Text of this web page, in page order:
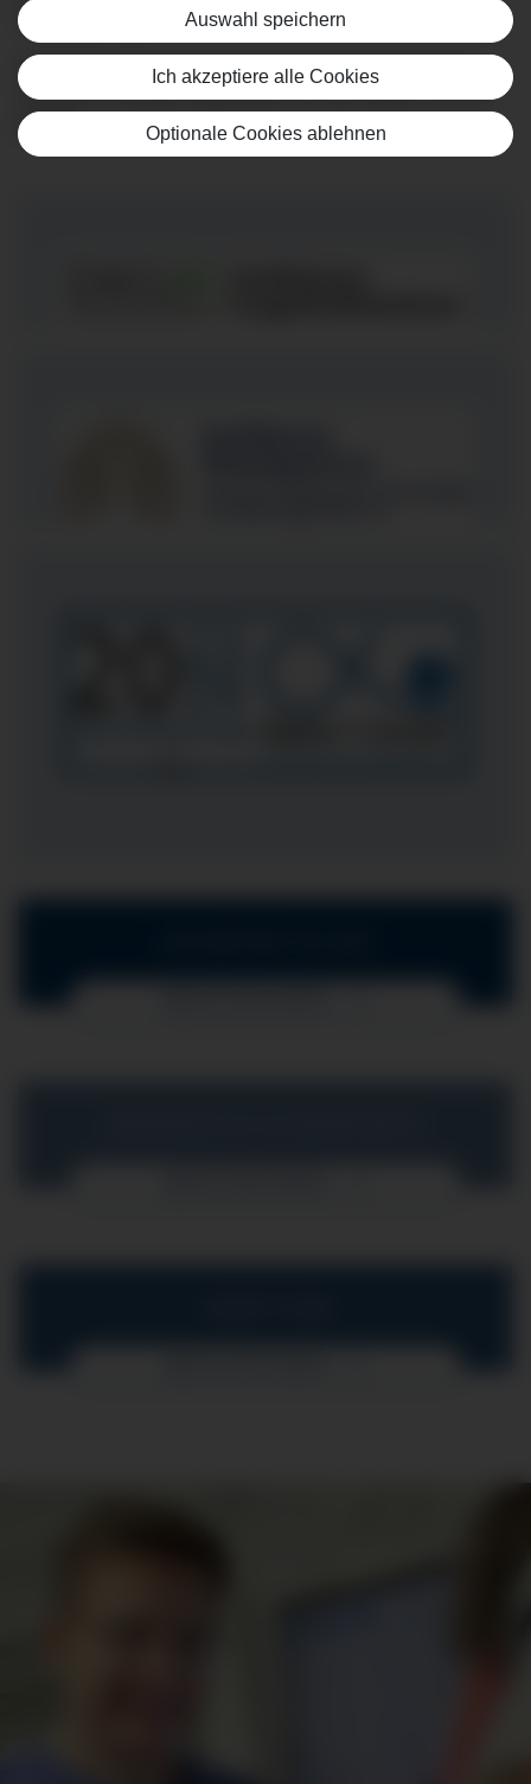
Niveau anbieten.
Die Klinik wurde 2014 von Chefarzt Professor Dr. med.
Christian Schumann gegründet und wird seither von ihm
geleitet.
Auswahl speichern
Ich akzeptiere alle Cookies
Optionale Cookies ablehnen